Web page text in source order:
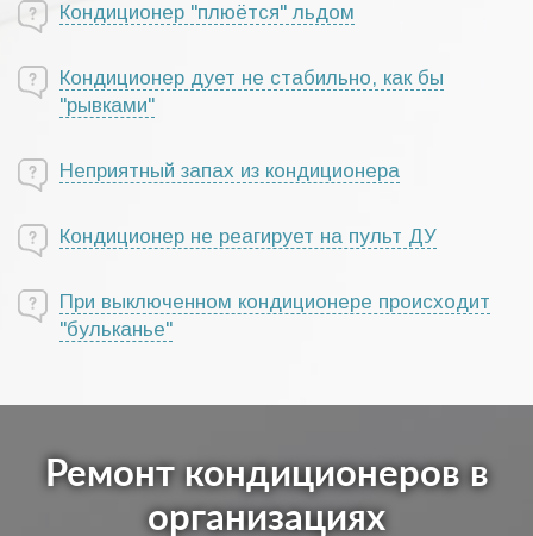
Кондиционер "плюётся" льдом
Кондиционер дует не стабильно, как бы
"рывками"
Неприятный запах из кондиционера
Кондиционер не реагирует на пульт ДУ
При выключенном кондиционере происходит
"бульканье"
Ремонт кондиционеров в
организациях